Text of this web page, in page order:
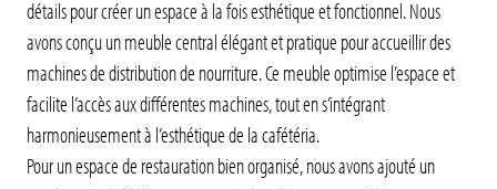
détails pour créer un espace à la fois esthétique et fonctionnel. Nous
avons conçu un meuble central élégant et pratique pour accueillir des
machines de distribution de nourriture. Ce meuble optimise l’espace et
facilite l’accès aux différentes machines, tout en s’intégrant
harmonieusement à l’esthétique de la cafétéria.
Pour un espace de restauration bien organisé, nous avons ajouté un